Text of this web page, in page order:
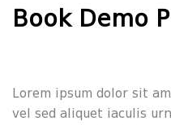
Book Demo P
Lorem ipsum dolor sit
vel sed aliquet iaculis